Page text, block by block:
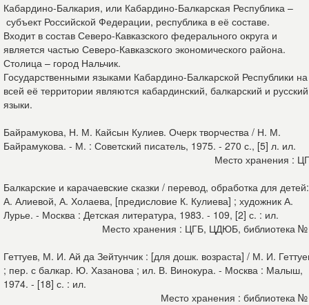
Кабардино-Балкария, или Кабардино-Балкарская Республика –
субъект Российской Федерации, республика в её составе.
Входит в состав Северо-Кавказского федерального округа и
является частью Северо-Кавказского экономического района.
Столица – город Нальчик.
Государственными языками Кабардино-Балкарской Республики на
всей её территории являются кабардинский, балкарский и русский
языки.
Байрамукова, Н. М. Кайсын Кулиев. Очерк творчества / Н. М.
Байрамукова. - М. : Советский писатель, 1975. - 270 с., [5] л. ил.
Место хранения :
Балкарские и карачаевские сказки / перевод, обработка для детей:
А. Алиевой, А. Холаева, [предисловие К. Кулиева] ; художник А.
Лурье. - Москва : Детская литература, 1983. - 109, [2] с. : ил.
Место хранения : ЦГБ, ЦДЮБ, библиотека
Геттуев, М. И. Ай да Зейтунчик : [для дошк. возраста] / М. И.
; пер. с балкар. Ю. Хазанова ; ил. В. Винокура. - Москва : Малыш,
1974. - [18] с. : ил.
Место хранения : библиотека